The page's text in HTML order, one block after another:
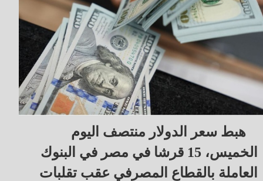
هبط سعر الدولار منتصف اليوم
الخميس، 15 قرشا في مصر في البنوك
العاملة بالقطاع المصرفي عقب تقلبات